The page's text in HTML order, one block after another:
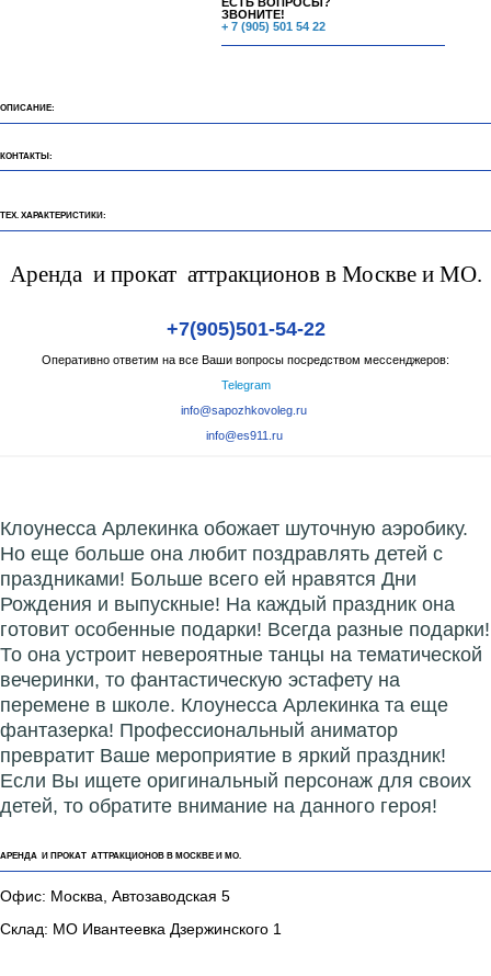
ЕСТЬ ВОПРОСЫ?
ЗВОНИТЕ!
+ 7 (905) 501 54 22
ОПИСАНИЕ:
КОНТАКТЫ:
ТЕХ. ХАРАКТЕРИСТИКИ:
Аренда и прокат аттракционов в Москве и МО.
+7(905)501-54-22
Оперативно ответим на все Ваши вопросы посредством мессенджеров:
Telegram
info@sapozhkovoleg.ru
info@es911.ru
Клоунесса Арлекинка обожает шуточную аэробику.
Но еще больше она любит поздравлять детей с
праздниками! Больше всего ей нравятся Дни
Рождения и выпускные! На каждый праздник она
готовит особенные подарки! Всегда разные подарки!
То она устроит невероятные танцы на тематической
вечеринки, то фантастическую эстафету на
перемене в школе. Клоунесса Арлекинка та еще
фантазерка! Профессиональный аниматор
превратит Ваше мероприятие в яркий праздник!
Если Вы ищете оригинальный персонаж для своих
детей, то обратите внимание на данного героя!
АРЕНДА И ПРОКАТ АТТРАКЦИОНОВ В МОСКВЕ И МО.
Офис: Москва, Автозаводская 5
Склад: МО Ивантеевка Дзержинского 1